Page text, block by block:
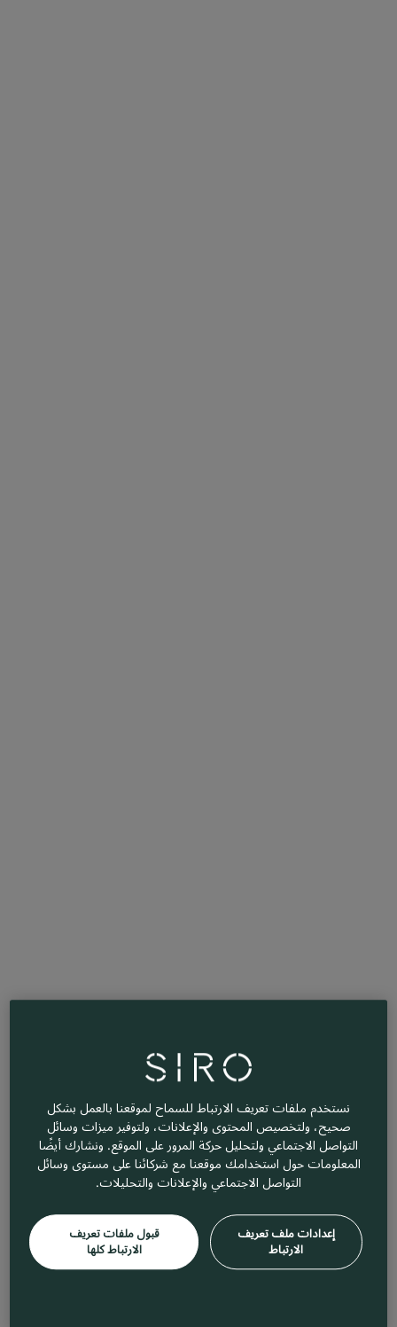
نستخدم ملفات تعريف الارتباط للسماح لموقعنا بالعمل بشكل
صحيح، ولتخصيص المحتوى والإعلانات، ولتوفير ميزات وسائل
التواصل الاجتماعي ولتحليل حركة المرور على الموقع. ونشارك أيضًا
المعلومات حول استخدامك موقعنا مع شركائنا على مستوى وسائل
التواصل الاجتماعي والإعلانات والتحليلات.
قبول ملفات تعريف
الارتباط كلها
إعدادات ملف تعريف
الارتباط